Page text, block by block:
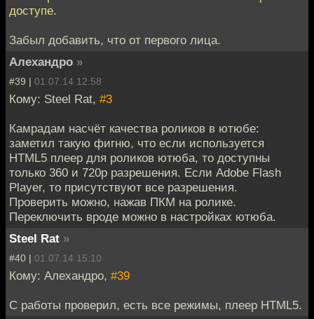
доступе.
Забыл добавить, что от первого лица.
Алехандро »
#39 | 01.07.14 12:58
Кому: Steel Rat, #3
Камрадам насчёт качества роликов в ютюбе:
заметил такую фигню, что если используется
HTML5 плеер для роликов ютюба, то доступны
только 360 и 720p разрешения. Если Adobe Flash
Player, то присутствуют все разрешения.
Проверить можно, нажав ПКМ на ролике.
Переключить вроде можно в настройках ютюба.
Steel Rat »
#40 | 01.07.14 15:10
Кому: Алехандро, #39
С работы проверил, есть все режимы, плеер HTML5.